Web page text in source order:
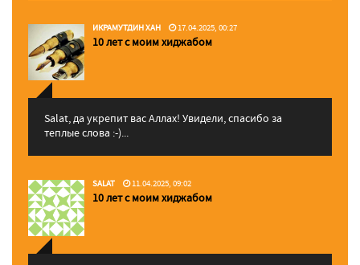
ИКРАМУТДИН ХАН 17.04.2025, 00:27
10 лет с моим хиджабом
Salat, да укрепит вас Аллаx! Увидели, спасибо за
теплые слова :-)...
SALAT 11.04.2025, 09:02
10 лет с моим хиджабом